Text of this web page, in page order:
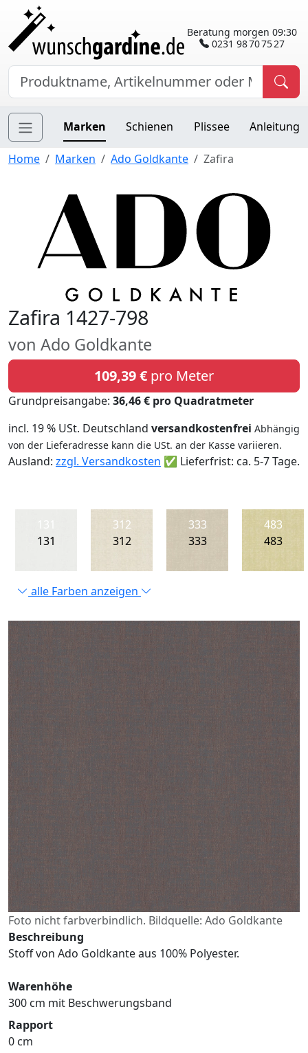
Beratung morgen 09:30
0231 98 70 75 27
Marken Schienen Plissee Anleitung
Home Marken Ado Goldkante Zafira
Zafira 1427-798
von Ado Goldkante
109,39 € pro Meter
Grundpreisangabe: 36,46 € pro Quadratmeter
incl. 19 % USt. Deutschland versandkostenfrei Abhängig
von der Lieferadresse kann die USt. an der Kasse variieren.
Ausland: zzgl. Versandkosten ✅ Lieferfrist: ca. 5-7 Tage.
131
312
312
333
333
483
483
alle Farben anzeigen
Foto nicht farbverbindlich. Bildquelle: Ado Goldkante
Beschreibung
Stoff von Ado Goldkante aus 100% Polyester.
Warenhöhe
300 cm mit Beschwerungsband
Rapport
0 cm